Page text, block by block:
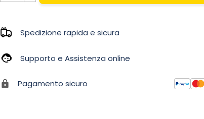
Spedizione rapida e sicura
Supporto e Assistenza online
Pagamento sicuro